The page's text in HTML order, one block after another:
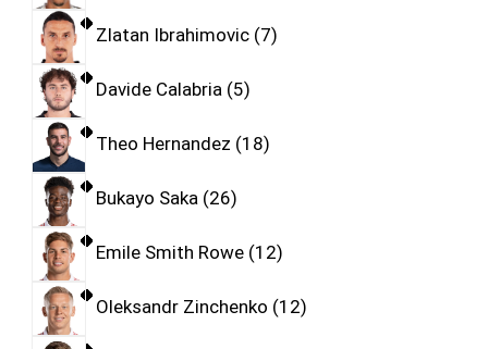
Zlatan Ibrahimovic 7
Davide Calabria 5
Theo Hernandez 18
Bukayo Saka 26
Emile Smith Rowe 12
Oleksandr Zinchenko 12